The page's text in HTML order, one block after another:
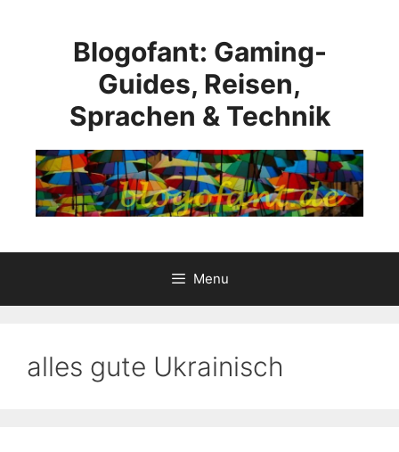
Blogofant: Gaming-
Guides, Reisen,
Sprachen & Technik
Menu
alles gute Ukrainisch